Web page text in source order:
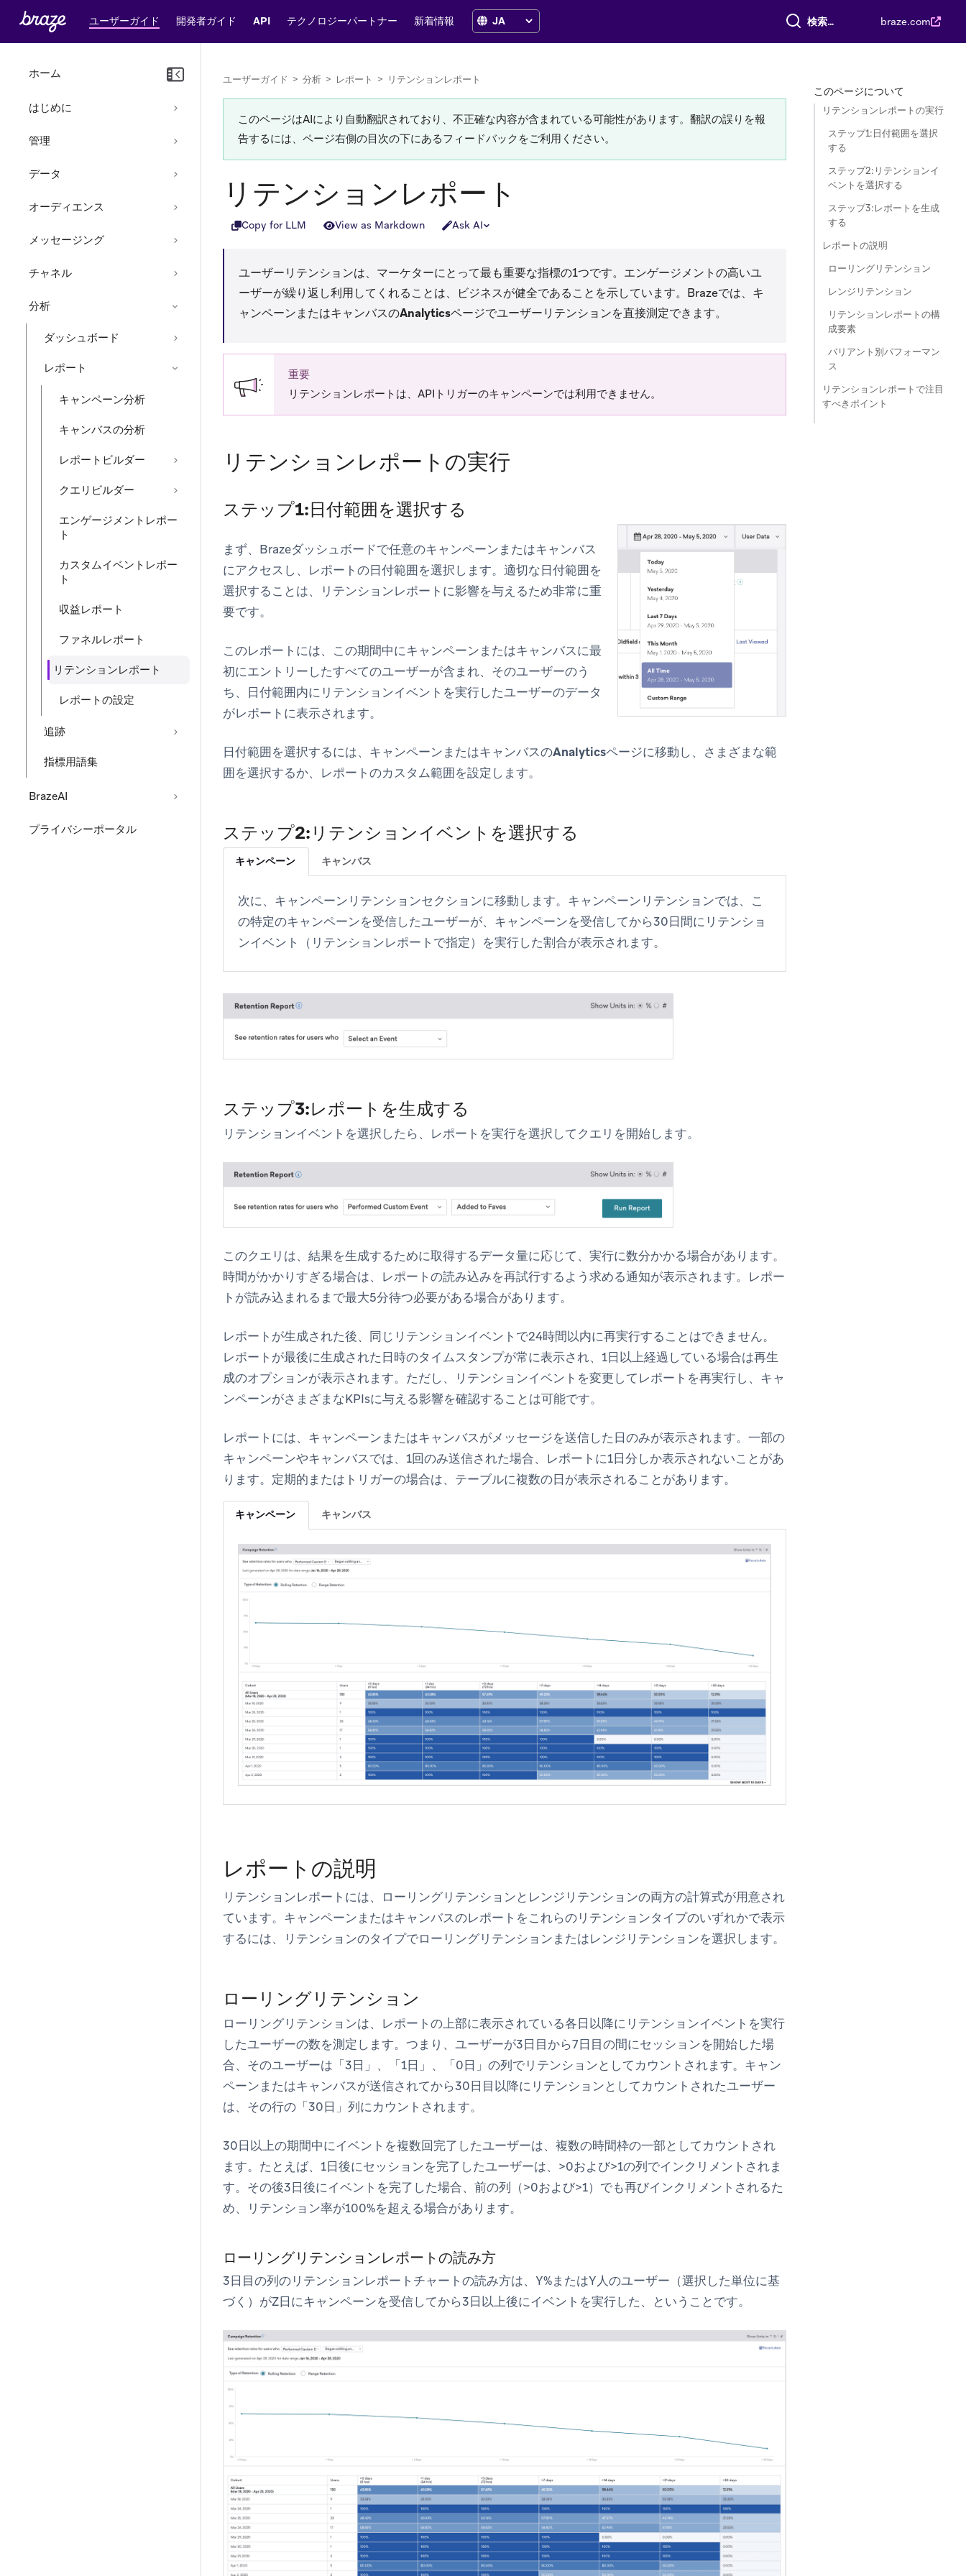
ユーザーガイド 開発者ガイド API テクノロジーパートナー 新着情報 すべて検索 braze.com
ホーム
はじめに
管理
データ
オーディエンス
メッセージング
チャネル
分析
ダッシュボード
レポート
キャンペーン分析
キャンバスの分析
レポートビルダー
クエリビルダー
エンゲージメントレポー
ト
カスタムイベントレポー
ト
収益レポート
ファネルレポート
リテンションレポート
レポートの設定
追跡
指標用語集
BrazeAI
プライバシーポータル
ユーザーガイド > 分析 > レポート > リテンションレポート
このページはAIにより自動翻訳されており、不正確な内容が含まれている可能性があります。翻訳の誤りを報
告するには、ページ右側の目次の下にあるフィードバックをご利用ください。
リテンションレポート
Copy for LLM View as Markdown Ask AI
ユーザーリテンションは、マーケターにとって最も重要な指標の1つです。エンゲージメントの高いユ
ーザーが繰り返し利用してくれることは、ビジネスが健全であることを示しています。Brazeでは、キ
ャンペーンまたはキャンバスのAnalyticsページでユーザーリテンションを直接測定できます。
重要
リテンションレポートは、APIトリガーのキャンペーンでは利用できません。
リテンションレポートの実行
ステップ1:日付範囲を選択する
まず、Brazeダッシュボードで任意のキャンペーンまたはキャンバス
にアクセスし、レポートの日付範囲を選択します。適切な日付範囲を
選択することは、リテンションレポートに影響を与えるため非常に重
要です。
このレポートには、この期間中にキャンペーンまたはキャンバスに最
初にエントリーしたすべてのユーザーが含まれ、そのユーザーのう
ち、日付範囲内にリテンションイベントを実行したユーザーのデータ
がレポートに表示されます。
日付範囲を選択するには、キャンペーンまたはキャンバスのAnalyticsページに移動し、さまざまな範
囲を選択するか、レポートのカスタム範囲を設定します。
ステップ2:リテンションイベントを選択する
キャンペーン キャンバス
次に、 キャンペーンリテンションセクションに移動します。キャンペーンリテンションでは、こ
の特定のキャンペーンを受信したユーザーが、キャンペーンを受信してから30日間にリテンショ
ンイベント（リテンションレポートで指定）を実行した割合が表示されます。
ステップ3:レポートを生成する
リテンションイベントを選択したら、 レポートを実行を選択してクエリを開始します。
このクエリは、結果を生成するために取得するデータ量に応じて、実行に数分かかる場合があります。
時間がかかりすぎる場合は、レポートの読み込みを再試行するよう求める通知が表示されます。レポー
トが読み込まれるまで最大5分待つ必要がある場合があります。
レポートが生成された後、同じリテンションイベントで24時間以内に再実行することはできません。
レポートが最後に生成された日時のタイムスタンプが常に表示され、1日以上経過している場合は再生
成のオプションが表示されます。ただし、リテンションイベントを変更してレポートを再実行し、キャ
ンペーンがさまざまなKPIsに与える影響を確認することは可能です。
レポートには、キャンペーンまたはキャンバスがメッセージを送信した日のみが表示されます。一部の
キャンペーンやキャンバスでは、1回のみ送信された場合、レポートに1日分しか表示されないことがあ
ります。定期的またはトリガーの場合は、テーブルに複数の日が表示されることがあります。
キャンペーン キャンバス
レポートの説明
リテンションレポートには、ローリングリテンションとレンジリテンションの両方の計算式が用意され
ています。キャンペーンまたはキャンバスのレポートをこれらのリテンションタイプのいずれかで表示
するには、
リテンションのタイプでローリングリテンションまたはレンジリテンションを選択します。
ローリングリテンション
ローリングリテンションは、レポートの上部に表示されている各日以降にリテンションイベントを実行
したユーザーの数を測定します。つまり、ユーザーが3日目から7日目の間にセッションを開始した場
合、そのユーザーは「3日」、「1日」、「0日」の列でリテンションとしてカウントされます。キャン
ペーンまたはキャンバスが送信されてから30日目以降にリテンションとしてカウントされたユーザー
は、その行の「30日」列にカウントされます。
30日以上の期間中にイベントを複数回完了したユーザーは、複数の時間枠の一部としてカウントされ
ます。たとえば、1日後にセッションを完了したユーザーは、>0および>1の列でインクリメントされま
す。その後3日後にイベントを完了した場合、前の列（>0および>1）でも再びインクリメントされるた
め、リテンション率が100%を超える場合があります。
ローリングリテンションレポートの読み方
3日目の列のリテンションレポートチャートの読み方は、Y%またはY人のユーザー（選択した単位に基
づく）がZ日にキャンペーンを受信してから3日以上後にイベントを実行した、ということです。
このページについて
リテンションレポートの実行
ステップ1:日付範囲を選択
する
ステップ2:リテンションイ
ベントを選択する
ステップ3:レポートを生成
する
レポートの説明
ローリングリテンション
レンジリテンション
リテンションレポートの構
成要素
バリアント別パフォーマン
ス
リテンションレポートで注目
すべきポイント